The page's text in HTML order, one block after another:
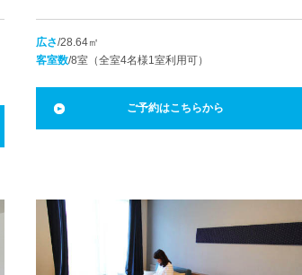
広さ/28.64㎡
客室数/8室（全室4名様1室利用可）
ご予約はこちらから